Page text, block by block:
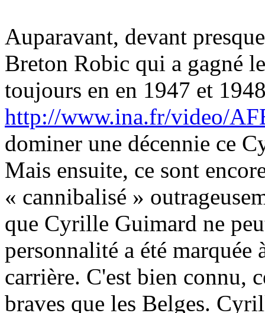
Auparavant, devant
Breton Robic qui a gagné
toujours en en 1947 et
http://www.ina.fr/video/
dominer une décennie ce
Mais ensuite, ce sont
« cannibalisé »
que Cyrille Guimard ne
personnalité a été marquée
carrière. C'est bien connu,
braves que les Belges.